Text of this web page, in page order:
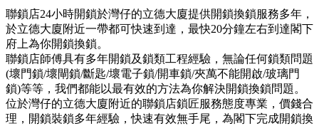
聯鎖店24小時開鎖於灣仔的立德大廈提供開鎖換鎖服務多年，
於立德大廈附近一帶都可快速到達，最快20分鐘左右到達閣下
府上為你開鎖換鎖。
聯鎖店師傅具有多年開鎖及鎖類工程經驗，無論任何鎖類問題
(壞門鎖/壞閘鎖/斷匙/壞電子鎖/開車鎖/夾萬不能開啟/玻璃門
鎖)等等，我們都能以最有效的方法為你解決開鎖換鎖問題。
位於灣仔的立德大廈附近的聯鎖店鎖匠服務態度專業，價錢合
理，開鎖裝鎖多年經驗，快速有效無手尾，為閣下完成開鎖換